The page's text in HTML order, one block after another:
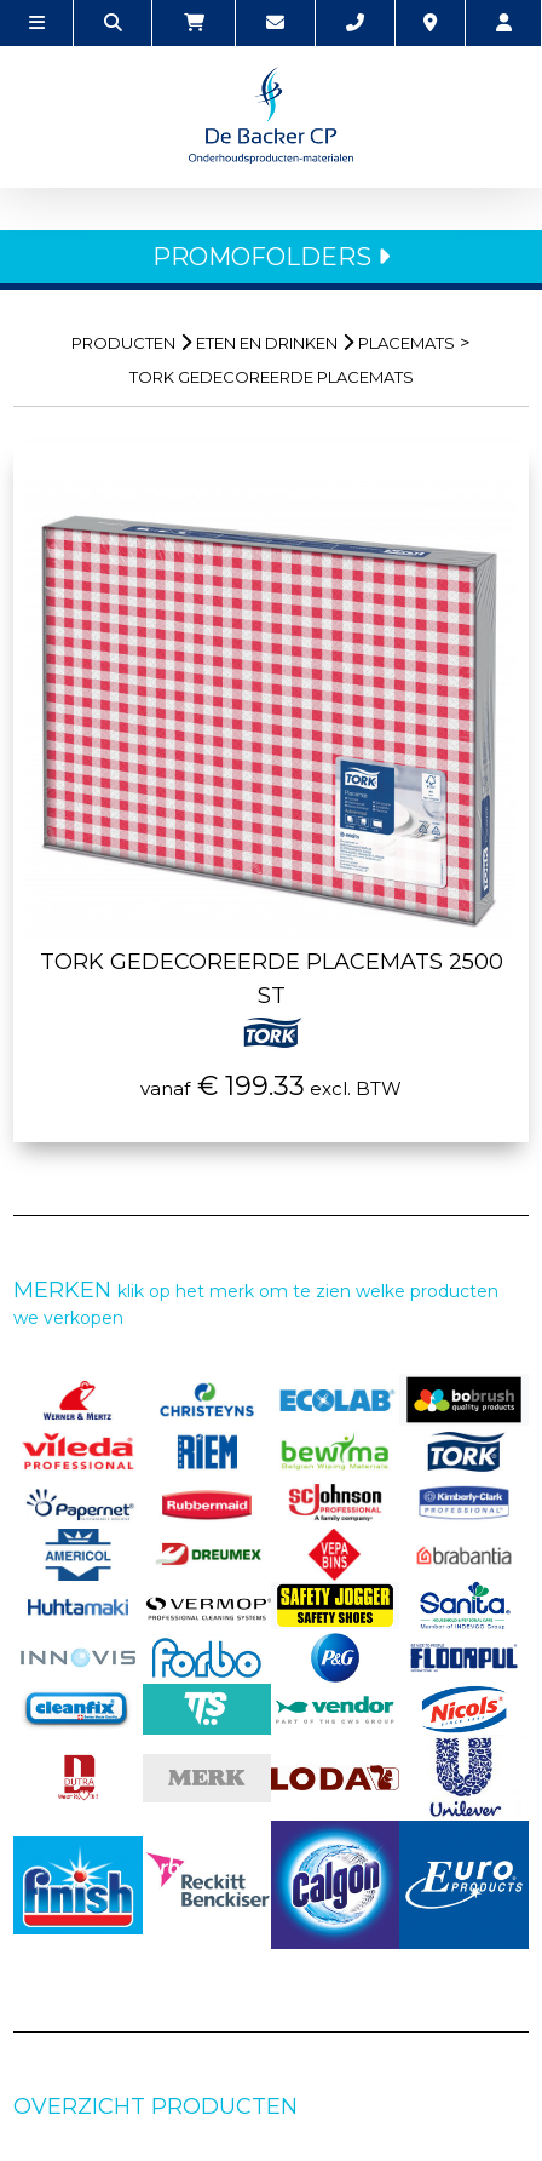
PROMOFOLDERS
PRODUCTEN ETEN EN DRINKEN PLACEMATS >
TORK GEDECOREERDE PLACEMATS
TORK GEDECOREERDE PLACEMATS 2500
ST
vanaf€ 199.33 excl. BTW
MERKENklik op het merk om te zien welke producten
we verkopen
OVERZICHT PRODUCTEN